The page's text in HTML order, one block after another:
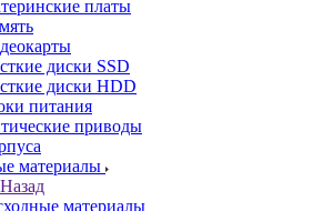
платы
диски SSD
диски HDD
питания
приводы
материалы
Назад
материалы